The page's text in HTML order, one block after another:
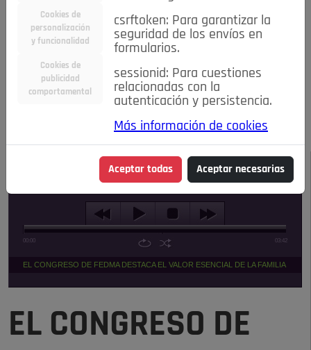
Todas las noticias..
#TePrestoMisOjos Caridad
Ciencia&Tecnología
Economía
Entretenimiento
Estilo de Vida
Internacional
Madrid Opinión IN
Pozuelo de Alarcón
Salud 🔴 En Directo
NOTICIAS
Escucha el audio de esta noticia:
00:00 03:42
EL CONGRESO DE FEDMA DESTACA EL VALOR ESENCIAL DE LA FAMILIA
EL CONGRESO DE
Cookies de
personalización
y funcionalidad
Cookies de
publicidad
comportamental
csrftoken: Para garantizar la
seguridad de los envíos en
formularios.
sessionid: Para cuestiones
relacionadas con la
autenticación y persistencia.
Más información de cookies
Aceptar todas Aceptar necesarias